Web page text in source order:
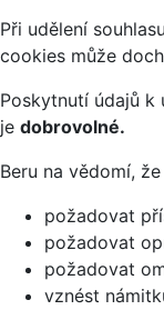
Při udělení
cookies může
Poskytnutí údajů k
je dobrovolné.
Beru na vědomí,
požadovat
požadovat
požadovat
vznést